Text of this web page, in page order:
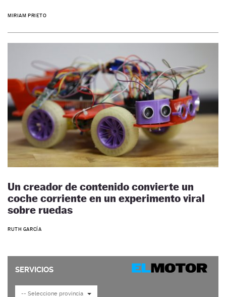
MIRIAM PRIETO
Un creador de contenido convierte un
coche corriente en un experimento viral
sobre ruedas
RUTH GARCÍA